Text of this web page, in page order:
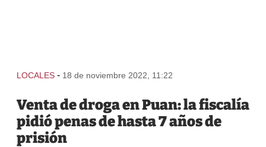
LOCALES - 18 de noviembre 2022, 11:22
Venta de droga en Puan: la fiscalía
pidió penas de hasta 7 años de
prisión